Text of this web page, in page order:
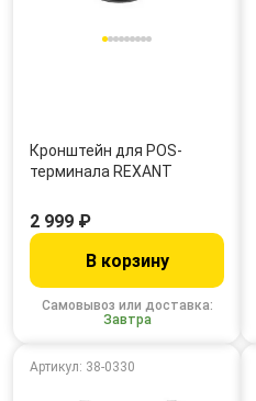
Кронштейн для POS-
терминала REXANT
Самовывоз или доставка:
Завтра
2 999 ₽
В корзину
Артикул: 38-0330